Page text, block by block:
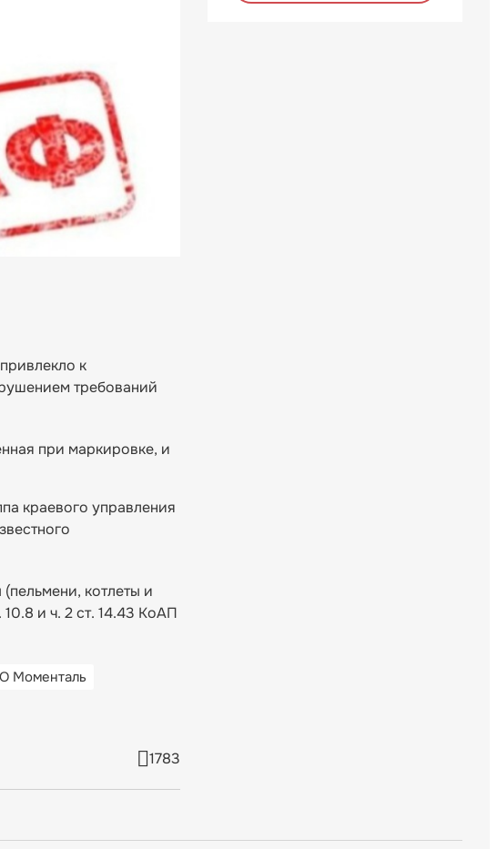
к
требований
при маркировке, и
краевого управления
котлеты и
и ч. 2 ст. 14.43 КоАП
Моменталь
1783